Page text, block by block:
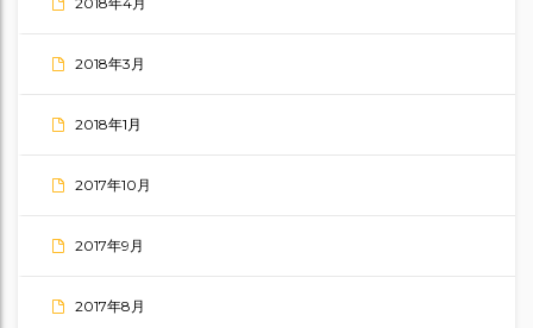
2018年3月
2018年1月
2017年10月
2017年9月
2017年8月